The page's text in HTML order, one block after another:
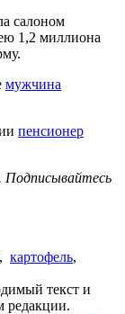
салоном
1,2 миллиона
мужчина
пенсионер
Подписывайтесь
, картофель,
текст и
редакции.